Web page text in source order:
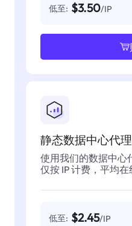
低至: $3.50/IP
静态数据中心代理
使用我们的数据中心
仅按 IP 计费，平均在
低至: $2.45/IP